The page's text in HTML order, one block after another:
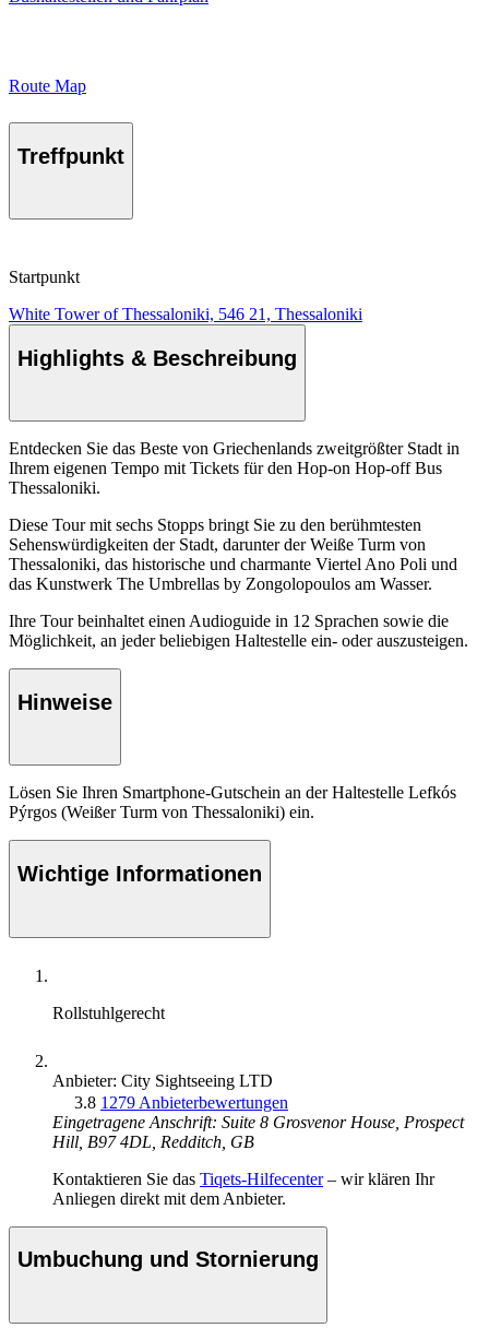
Route Map
Treffpunkt
Startpunkt
White Tower of Thessaloniki, 546 21, Thessaloniki
Highlights & Beschreibung
Entdecken Sie das Beste von Griechenlands zweitgrößter Stadt in
Ihrem eigenen Tempo mit Tickets für den Hop-on Hop-off Bus
Thessaloniki.
Diese Tour mit sechs Stopps bringt Sie zu den berühmtesten
Sehenswürdigkeiten der Stadt, darunter der Weiße Turm von
Thessaloniki, das historische und charmante Viertel Ano Poli und
das Kunstwerk The Umbrellas by Zongolopoulos am Wasser.
Ihre Tour beinhaltet einen Audioguide in 12 Sprachen sowie die
Möglichkeit, an jeder beliebigen Haltestelle ein- oder auszusteigen.
Hinweise
Lösen Sie Ihren Smartphone-Gutschein an der Haltestelle Lefkós
Pýrgos (Weißer Turm von Thessaloniki) ein.
Wichtige Informationen
Rollstuhlgerecht
Anbieter: City Sightseeing LTD
3.8 1279 Anbieterbewertungen
Eingetragene Anschrift: Suite 8 Grosvenor House, Prospect
Hill, B97 4DL, Redditch, GB
Kontaktieren Sie das Tiqets-Hilfecenter– wir klären Ihr
Anliegen direkt mit dem Anbieter.
Umbuchung und Stornierung